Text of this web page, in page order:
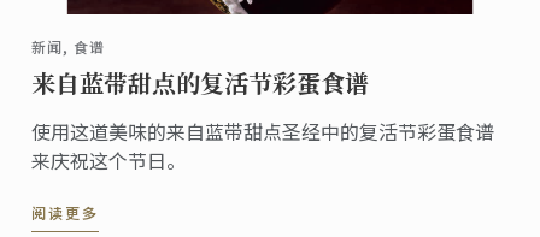
新闻, 食谱
来自蓝带甜点的复活节彩蛋食谱
使用这道美味的来自蓝带甜点圣经中的复活节彩蛋食谱
来庆祝这个节日。
阅读更多